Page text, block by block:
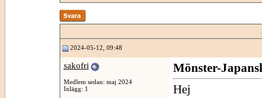
2024-05-12, 09:48
sakofri
Medlem sedan: maj 2024
Inlägg: 1
Mönster-
Hej